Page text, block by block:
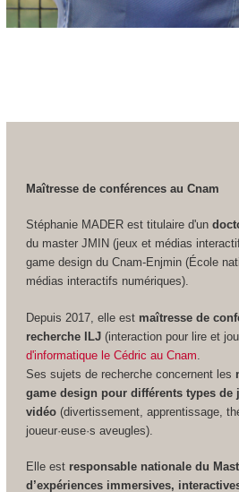
Maîtresse de conférences au Cnam
Stéphanie MADER est titulaire d'un
du master JMIN (jeux et médias
game design du Cnam-Enjmin (École
médias interactifs numériques).
Depuis 2017, elle est maîtresse de
recherche ILJ(interaction pour lire et
d'informatique le Cédric au Cnam
Ses sujets de recherche concernent les
game design pour différents types de
vidéo(divertissement, apprentissage,
joueur·euse·s aveugles).
Elle est responsable nationale du
d’expériences immersives,